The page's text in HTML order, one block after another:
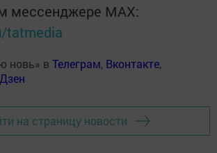
мессенджере MАХ:
tatmedia
новь» в Телеграм, Вконтакте,
Дзен
на страницу новости